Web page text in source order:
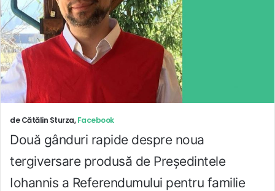
de Cătălin Sturza,Facebook
Două gânduri rapide despre noua
tergiversare produsă de Președintele
Iohannis a Referendumului pentru familie